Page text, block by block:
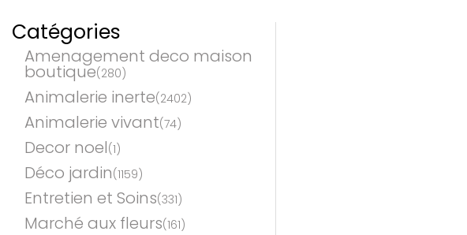
Catégories
Amenagement deco maison
boutique(280)
Animalerie inerte(2402)
Animalerie vivant(74)
Decor noel(1)
Déco jardin(1159)
Entretien et Soins(331)
Marché aux fleurs(161)